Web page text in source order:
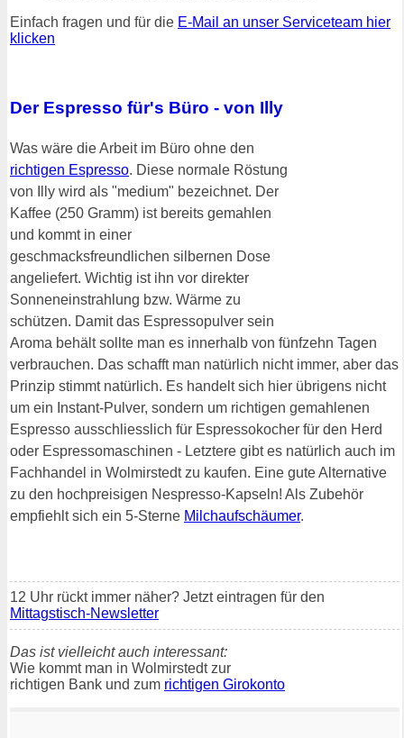
Einfach fragen und für die E-Mail an unser Serviceteam hier
klicken
Der Espresso für's Büro - von Illy
Was wäre die Arbeit im Büro ohne den
richtigen Espresso. Diese normale Röstung
von Illy wird als "medium" bezeichnet. Der
Kaffee (250 Gramm) ist bereits gemahlen
und kommt in einer
geschmacksfreundlichen silbernen Dose
angeliefert. Wichtig ist ihn vor direkter
Sonneneinstrahlung bzw. Wärme zu
schützen. Damit das Espressopulver sein
Aroma behält sollte man es innerhalb von fünfzehn Tagen
verbrauchen. Das schafft man natürlich nicht immer, aber das
Prinzip stimmt natürlich. Es handelt sich hier übrigens nicht
um ein Instant-Pulver, sondern um richtigen gemahlenen
Espresso ausschliesslich für Espressokocher für den Herd
oder Espressomaschinen - Letztere gibt es natürlich auch im
Fachhandel in Wolmirstedt zu kaufen. Eine gute Alternative
zu den hochpreisigen Nespresso-Kapseln! Als Zubehör
empfiehlt sich ein 5-Sterne Milchaufschäumer.
12 Uhr rückt immer näher? Jetzt eintragen für den
Mittagstisch-Newsletter
Das ist vielleicht auch interessant:
Wie kommt man in Wolmirstedt zur
richtigen Bank und zum richtigen Girokonto